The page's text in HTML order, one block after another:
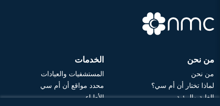
من نحن
من نحن
لماذا تختار أن أم سي؟
الغاية والرؤية
الخدمات
المستشفيات والعيادات
محدد مواقع أن أم سي
الأطباء